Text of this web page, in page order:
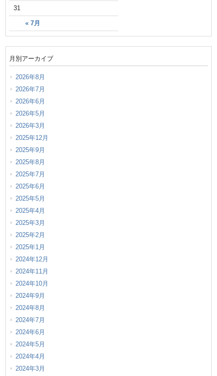
« 7月
31
月別アーカイブ
2026年8月
2026年7月
2026年6月
2026年5月
2026年3月
2025年12月
2025年9月
2025年8月
2025年7月
2025年6月
2025年5月
2025年4月
2025年3月
2025年2月
2025年1月
2024年12月
2024年11月
2024年10月
2024年9月
2024年8月
2024年7月
2024年6月
2024年5月
2024年4月
2024年3月